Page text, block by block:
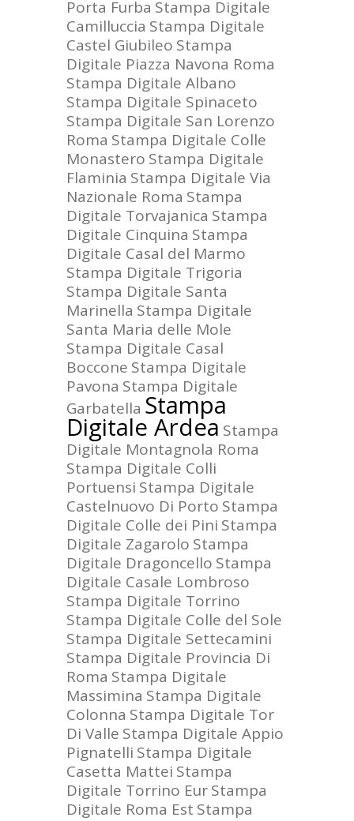
Porta Furba Stampa Digitale
Camilluccia Stampa Digitale
Castel Giubileo Stampa
Digitale Piazza Navona Roma
Stampa Digitale Albano
Stampa Digitale Spinaceto
Stampa Digitale San Lorenzo
Roma Stampa Digitale Colle
Monastero Stampa Digitale
Flaminia Stampa Digitale Via
Nazionale Roma Stampa
Digitale Torvajanica Stampa
Digitale Cinquina Stampa
Digitale Casal del Marmo
Stampa Digitale Trigoria
Stampa Digitale Santa
Marinella Stampa Digitale
Santa Maria delle Mole
Stampa Digitale Casal
Boccone Stampa Digitale
Pavona Stampa Digitale
Garbatella Stampa
Digitale Ardea Stampa
Digitale Montagnola Roma
Stampa Digitale Colli
Portuensi Stampa Digitale
Castelnuovo Di Porto Stampa
Digitale Colle dei Pini Stampa
Digitale Zagarolo Stampa
Digitale Dragoncello Stampa
Digitale Casale Lombroso
Stampa Digitale Torrino
Stampa Digitale Colle del Sole
Stampa Digitale Settecamini
Stampa Digitale Provincia Di
Roma Stampa Digitale
Massimina Stampa Digitale
Colonna Stampa Digitale Tor
Di Valle Stampa Digitale Appio
Pignatelli Stampa Digitale
Casetta Mattei Stampa
Digitale Torrino EurStampa
Digitale Roma Est Stampa